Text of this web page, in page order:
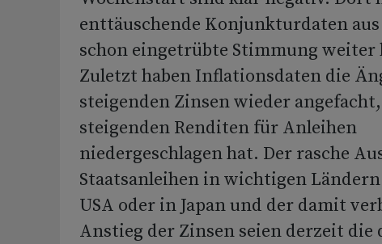
enttäuschende Konjunkturdaten aus
schon eingetrübte Stimmung weiter
Zuletzt haben Inflationsdaten die
steigenden Zinsen wieder
steigenden Renditen für Anleihen
niedergeschlagen hat. Der rasche
Staatsanleihen in wichtigen
USA oder in Japan und der damit
Anstieg der Zinsen seien derzeit die